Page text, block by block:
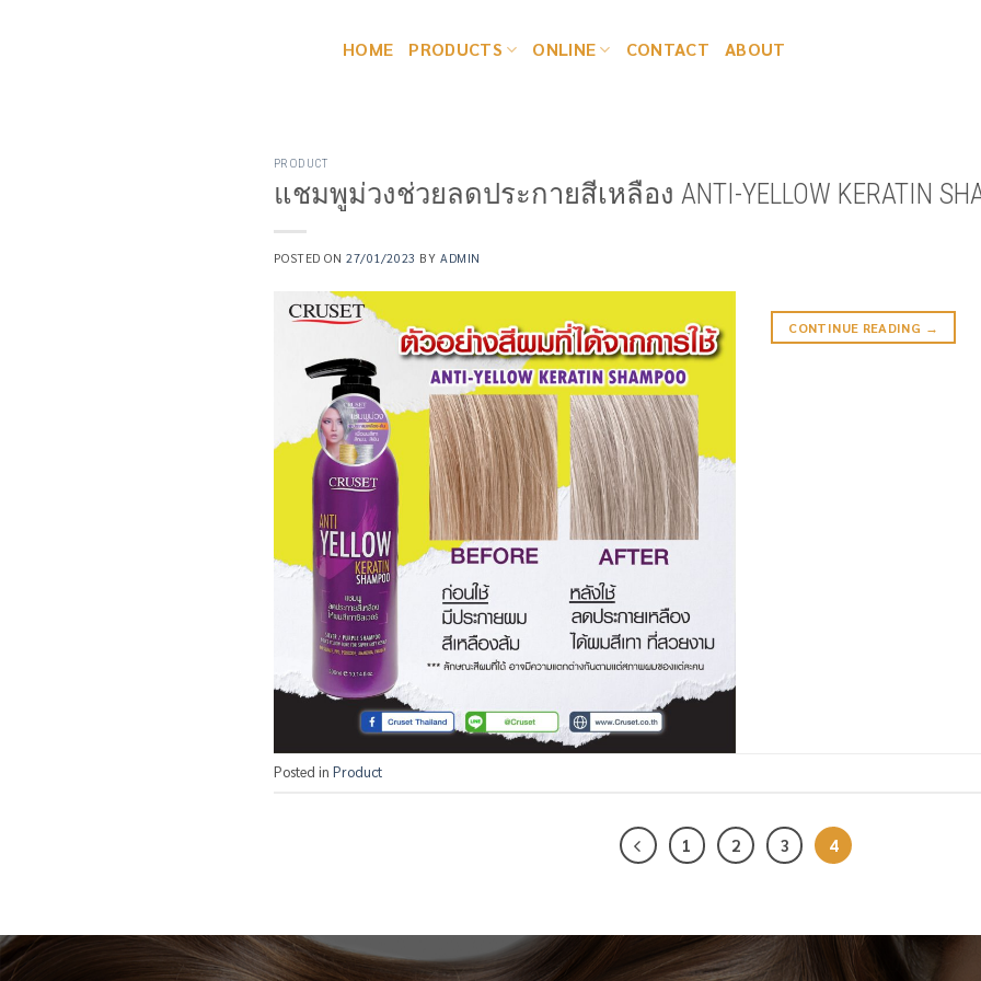
HOME PRODUCTS ONLINE CONTACT ABOUT
PRODUCT
แชมพูม่วงช่วยลดประกายสีเหลือง ANTI-YELLOW KERATIN
POSTED ON27/01/2023 BY ADMIN
CONTINUE READING →
Posted in Product
1 2 3 4